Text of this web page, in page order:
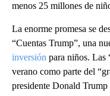
menos 25 millones de
La enorme promesa se
“Cuentas Trump”, una
inversión para niños. Las
verano como parte del
presidente Donald Trump